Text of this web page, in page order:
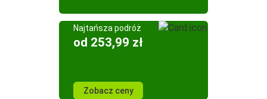
Najtańsza podróż
od 253,99 zł
Zobacz ceny